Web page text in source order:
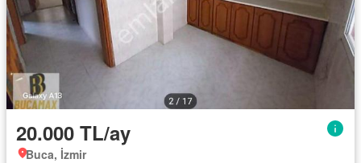
20.000 TL/ay
Buca, İzmir